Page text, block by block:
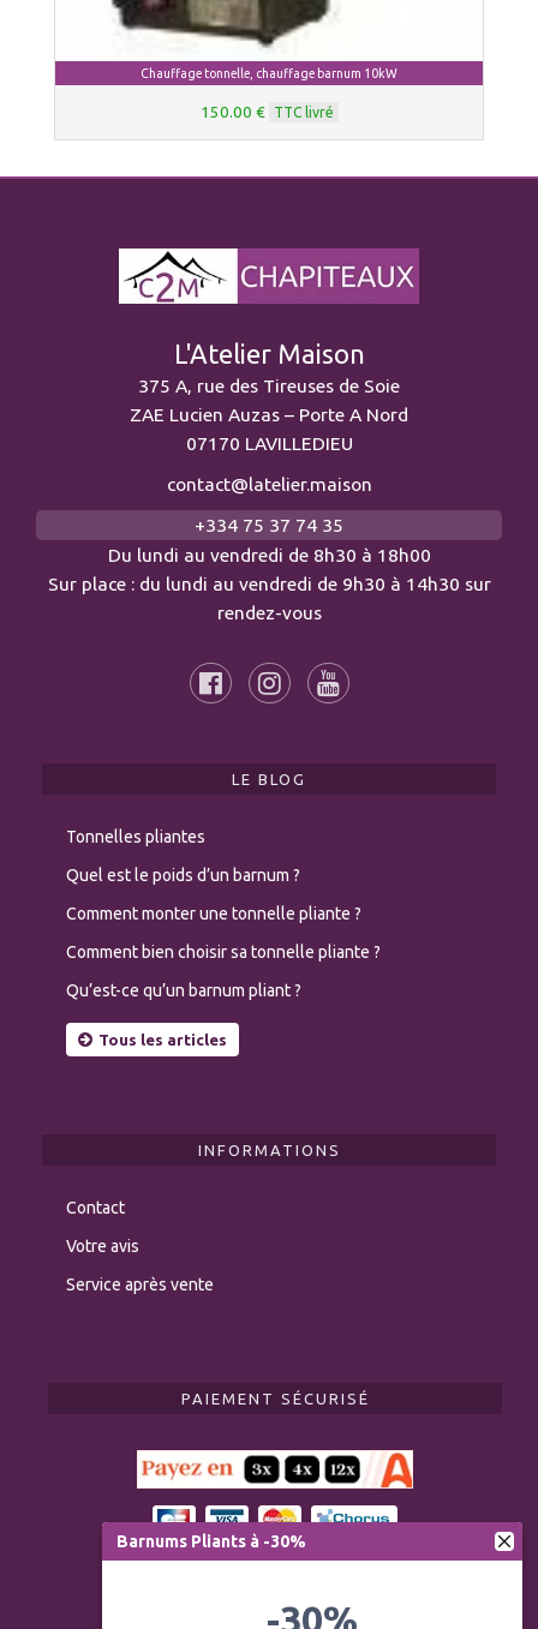
Chauffage tonnelle, chauffage barnum 10kW
150.00 € TTC livré
L'Atelier Maison
375 A, rue des Tireuses de Soie
ZAE Lucien Auzas – Porte A Nord
07170 LAVILLEDIEU
contact@latelier.maison
+334 75 37 74 35
Du lundi au vendredi de 8h30 à 18h00
Sur place : du lundi au vendredi de 9h30 à 14h30 sur
rendez-vous
LE BLOG
Tonnelles pliantes
Quel est le poids d’un barnum ?
Comment monter une tonnelle pliante ?
Comment bien choisir sa tonnelle pliante ?
Qu’est-ce qu’un barnum pliant ?
Tous les articles
INFORMATIONS
Contact
Votre avis
Service après vente
PAIEMENT SÉCURISÉ
Barnums Pliants à -30%
-30%